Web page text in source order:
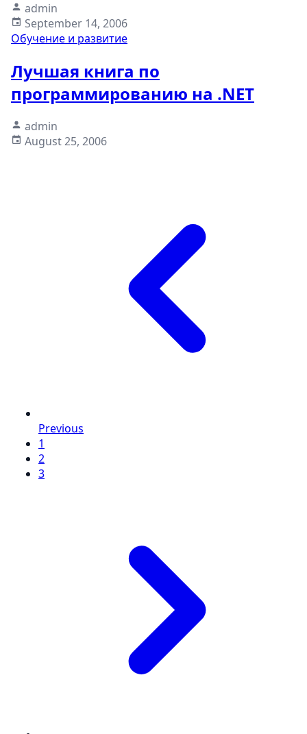
admin
September 14, 2006
Обучение и развитие
Лучшая книга по
программированию на .NET
admin
August 25, 2006
Previous
1
2
3